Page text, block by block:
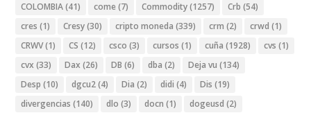
COLOMBIA(41) come (7) Commodity(1257) Crb (54)
cres (1) Cresy(30) cripto moneda (339) crm (2) crwd (1)
CRWV(1) CS (12) csco (3) cursos (1) cuña (1928) cvs (1)
cvx (33) Dax (26) DB (6) dba (2) Deja vu (134)
Desp (10) dgcu2(4) Dia (2) didi (4) Dis (19)
divergencias (140) dlo (3) docn (1) dogeusd (2)